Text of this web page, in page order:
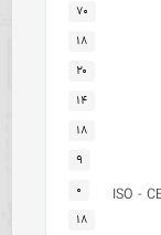
۷۰
۱۸
۲۰
۱۴
۱۸
۹
۰
۱۸